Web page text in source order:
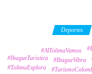
Deportes
#AlTolimaVamos
#IbagueTuristica
#IbagueVibra
#TolimaExplora